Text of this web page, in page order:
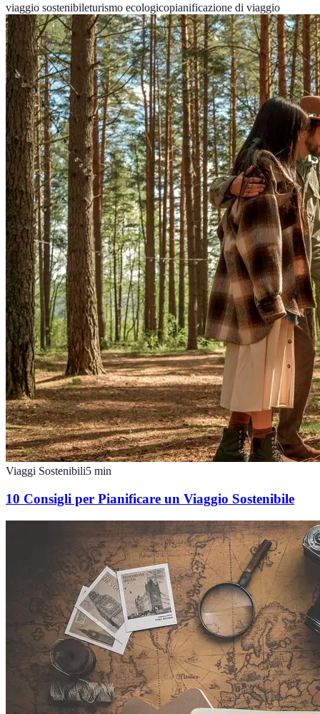
viaggio sostenibileturismo ecologicopianificazione di viaggio
Viaggi Sostenibili5 min
10 Consigli per Pianificare un Viaggio Sostenibile